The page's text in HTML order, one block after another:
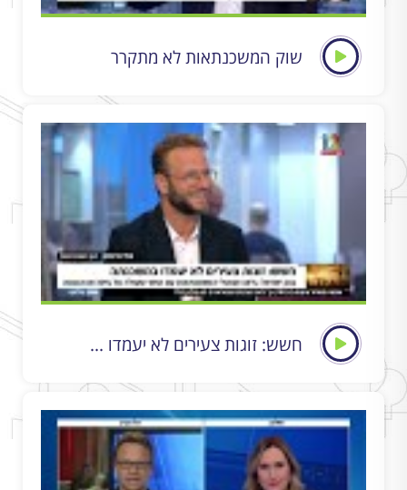
שוק המשכנתאות לא מתקרר
חשש: זוגות צעירים לא יעמדו ...